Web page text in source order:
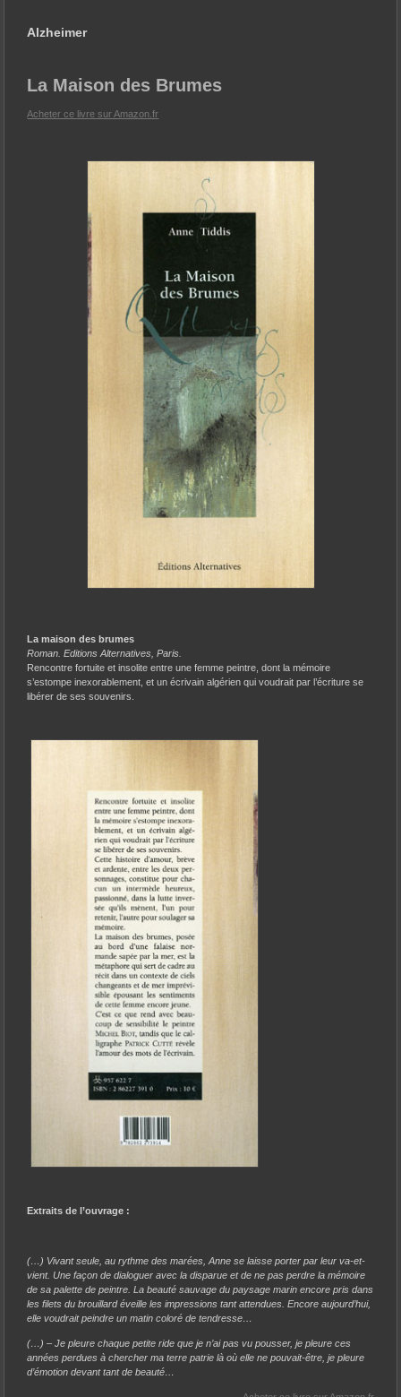
Alzheimer
La Maison des Brumes
Acheter ce livre sur Amazon.fr
La maison des brumes
Roman. Editions Alternatives, Paris.
Rencontre fortuite et insolite entre une femme peintre, dont la mémoire
s’estompe inexorablement, et un écrivain algérien qui voudrait par l’écriture se
libérer de ses souvenirs.
Extraits de l’ouvrage :
(…) Vivant seule, au rythme des marées, Anne se laisse porter par leur va-et-
vient. Une façon de dialoguer avec la disparue et de ne pas perdre la mémoire
de sa palette de peintre. La beauté sauvage du paysage marin encore pris dans
les filets du brouillard éveille les impressions tant attendues. Encore aujourd’hui,
elle voudrait peindre un matin coloré de tendresse…
(…) – Je pleure chaque petite ride que je n’ai pas vu pousser, je pleure ces
années perdues à chercher ma terre patrie là où elle ne pouvait-être, je pleure
d’émotion devant tant de beauté…